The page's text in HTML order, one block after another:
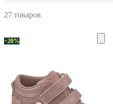
27 товаров
−20%